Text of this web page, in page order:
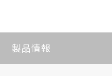
製品情報